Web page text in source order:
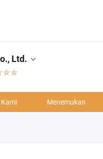
Ltd.
Menemukan